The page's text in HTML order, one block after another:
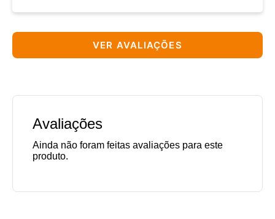
VER AVALIAÇÕES
Avaliações